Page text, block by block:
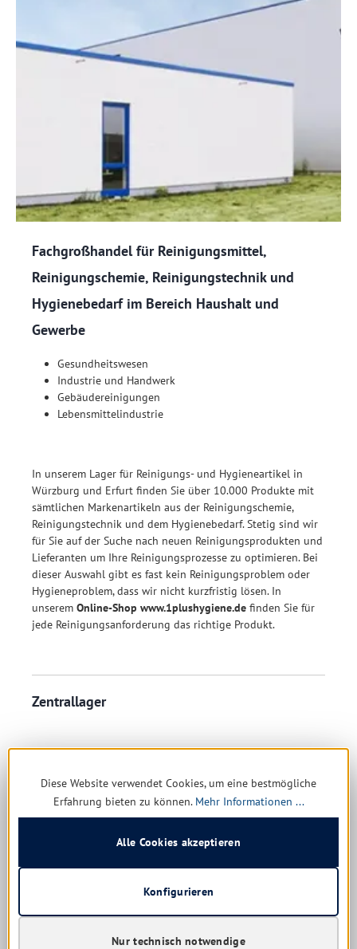
Fachgroßhandel für Reinigungsmittel,
Reinigungschemie, Reinigungstechnik und
Hygienebedarf im Bereich Haushalt und
Gewerbe
Gesundheitswesen
Industrie und Handwerk
Gebäudereinigungen
Lebensmittelindustrie
In unserem Lager für Reinigungs- und Hygieneartikel in
Würzburg und Erfurt finden Sie über 10.000 Produkte mit
sämtlichen Markenartikeln aus der Reinigungschemie,
Reinigungstechnik und dem Hygienebedarf. Stetig sind wir
für Sie auf der Suche nach neuen Reinigungsprodukten und
Lieferanten um Ihre Reinigungsprozesse zu optimieren. Bei
dieser Auswahl gibt es fast kein Reinigungsproblem oder
Hygieneproblem, dass wir nicht kurzfristig lösen. In
unserem Online-Shop www.1plushygiene.de finden Sie für
jede Reinigungsanforderung das richtige Produkt.
Zentrallager
Aus unserem Reinigungsmittel- und
unsere Privat- und Geschäftskunden aus Deutschland.
Diese Website verwendet Cookies, um eine bestmögliche
Erfahrung bieten zu können. Mehr Informationen ...
Nur technisch notwendige
Konfigurieren
Alle Cookies akzeptieren